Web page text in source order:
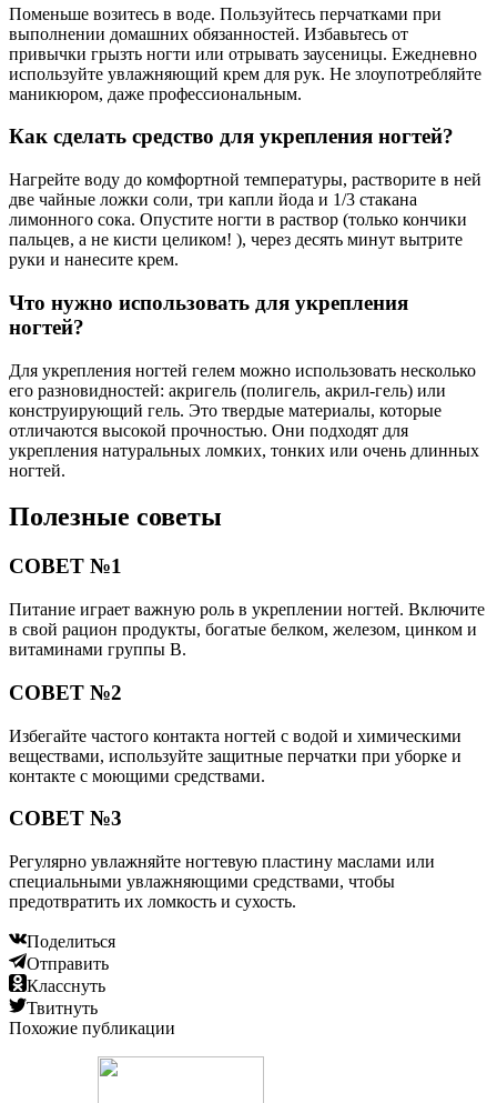
Поменьше возитесь в воде. Пользуйтесь перчатками при
выполнении домашних обязанностей. Избавьтесь от
привычки грызть ногти или отрывать заусеницы. Ежедневно
используйте увлажняющий крем для рук. Не злоупотребляйте
маникюром, даже профессиональным.
Как сделать средство для укрепления ногтей?
Нагрейте воду до комфортной температуры, растворите в ней
две чайные ложки соли, три капли йода и 1/3 стакана
лимонного сока. Опустите ногти в раствор (только кончики
пальцев, а не кисти целиком! ), через десять минут вытрите
руки и нанесите крем.
Что нужно использовать для укрепления
ногтей?
Для укрепления ногтей гелем можно использовать несколько
его разновидностей: акригель (полигель, акрил-гель) или
конструирующий гель. Это твердые материалы, которые
отличаются высокой прочностью. Они подходят для
укрепления натуральных ломких, тонких или очень длинных
ногтей.
Полезные советы
СОВЕТ №1
Питание играет важную роль в укреплении ногтей. Включите
в свой рацион продукты, богатые белком, железом, цинком и
витаминами группы В.
СОВЕТ №2
Избегайте частого контакта ногтей с водой и химическими
веществами, используйте защитные перчатки при уборке и
контакте с моющими средствами.
СОВЕТ №3
Регулярно увлажняйте ногтевую пластину маслами или
специальными увлажняющими средствами, чтобы
предотвратить их ломкость и сухость.
Поделиться
Отправить
Класснуть
Твитнуть
Похожие публикации